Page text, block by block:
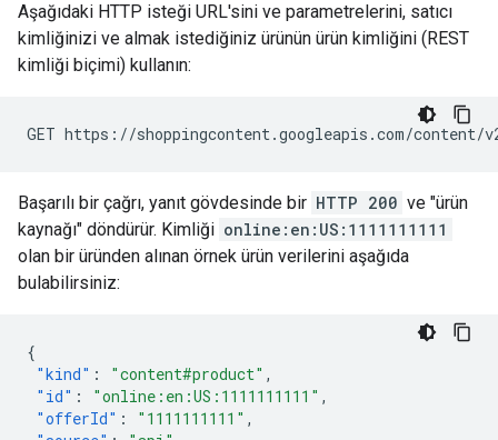
Aşağıdaki HTTP isteği URL'sini ve parametrelerini, satıcı
kimliğinizi ve almak istediğiniz ürünün ürün kimliğini (REST
kimliği biçimi) kullanın:
Başarılı bir çağrı, yanıt gövdesinde bir HTTP 200 ve "ürün
kaynağı" döndürür. Kimliği online:en:US:1111111111
olan bir üründen alınan örnek ürün verilerini aşağıda
bulabilirsiniz:
{
"kind" : "content#product" ,
"id" : "online:en:US:1111111111" ,
"offerId" : "1111111111" ,